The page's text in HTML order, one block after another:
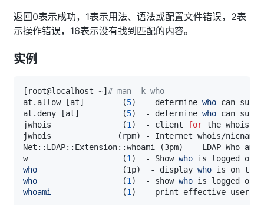
返回0表示成功，1表示用法、语法或配置文件错误，2表
示操作错误，16表示没有找到匹配的内容。
实例
[ root@localhost ~] # man -k who
at.allow
[at] (5)
  - determine
who can
at.deny
[at] (5)
  - determine
who can
jwhois
(1 )
  - client
for the whois
jwhois
( rpm)
Net::LDAP::Extension::whoami
(3pm)
w
(1 )
  - Show
who
who
(1p)
  - display
who
who
(1 )
  - show
who
whoami
(1 )